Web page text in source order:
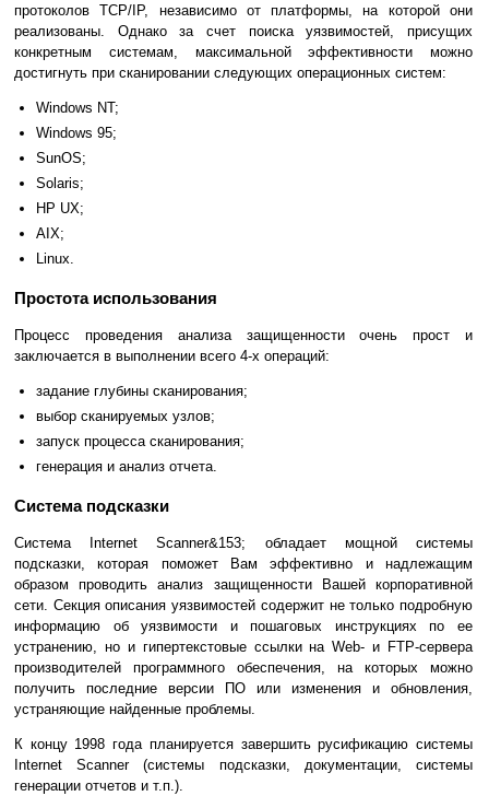
протоколов TCP/IP, независимо от платформы, на которой они
реализованы. Однако за счет поиска уязвимостей, присущих
конкретным системам, максимальной эффективности можно
достигнуть при сканировании следующих операционных систем:
Windows NT;
Windows 95;
SunOS;
Solaris;
HP UX;
AIX;
Linux.
Простота использования
Процесс проведения анализа защищенности очень прост и
заключается в выполнении всего 4-х операций:
задание глубины сканирования;
выбор сканируемых узлов;
запуск процесса сканирования;
генерация и анализ отчета.
Система подсказки
Система Internet Scanner&153; обладает мощной системы
подсказки, которая поможет Вам эффективно и надлежащим
образом проводить анализ защищенности Вашей корпоративной
сети. Секция описания уязвимостей содержит не только подробную
информацию об уязвимости и пошаговых инструкциях по ее
устранению, но и гипертекстовые ссылки на Web- и FTP-сервера
производителей программного обеспечения, на которых можно
получить последние версии ПО или изменения и обновления,
устраняющие найденные проблемы.
К концу 1998 года планируется завершить русификацию системы
Internet Scanner (системы подсказки, документации, системы
генерации отчетов и т.п.).